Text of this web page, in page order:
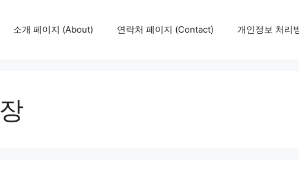
소개 페이지 (About) 연락처 페이지 (Contact) 개인정보 처리